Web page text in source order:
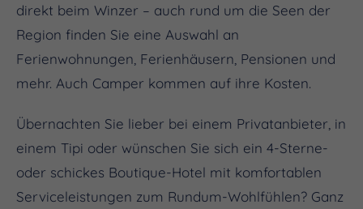
direkt beim Winzer – auch rund um die Seen der
Region finden Sie eine Auswahl an
Ferienwohnungen, Ferienhäusern, Pensionen und
mehr. Auch Camper kommen auf ihre Kosten.
Übernachten Sie lieber bei einem Privatanbieter, in
einem Tipi oder wünschen Sie sich ein 4-Sterne-
oder schickes Boutique-Hotel mit komfortablen
Serviceleistungen zum Rundum-Wohlfühlen? Ganz